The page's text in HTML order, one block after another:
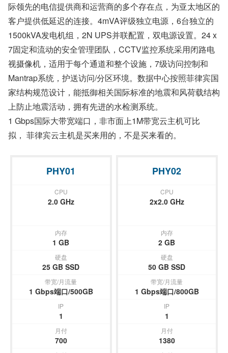
际领先的电信提供商和运营商的多个存在点，为亚太地区的
客户提供低延迟的连接。4mVA评级独立电源，6台独立的
1500kVA发电机组，2N UPS并联配置，双电源设置。24 x
7固定和流动的安全管理团队，CCTV监控系统采用闭路电
视摄像机，适用于每个通道和整个设施，7级访问控制和
Mantrap系统，护送访问/分区环境。数据中心按照菲律宾国
家结构规范设计，能抵御相关国际标准的地震和风荷载结构
上防止地震活动，拥有先进的水检测系统。
1 Gbps国际大带宽端口，非市面上1M带宽云主机可比
拟， 菲律宾云主机是买来用的，不是买来看的。
PHY01
CPU
2.0 GHz
内存
1 GB
硬盘
25 GB SSD
带宽/月流量
1 Gbps端口/500GB
IP
1
月付
700
PHY02
CPU
2x2.0 GHz
内存
2 GB
硬盘
50 GB SSD
带宽/月流量
1 Gbps端口/800GB
IP
1
月付
1380